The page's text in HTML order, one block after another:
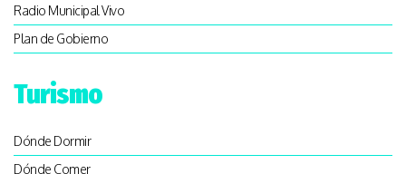
Radio Municipal Vivo
Plan de Gobierno
Turismo
Dónde Dormir
Dónde Comer